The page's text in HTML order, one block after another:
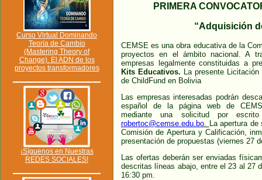
Curso Virtual Dominando
Teoría de Cambio
(Mastering Theory of
Change). El ADN de los
proyectos transformadores
¡Síguenos en Nuestras
REDES SOCIALES!
PRIMERA
“Adquisición
CEMSE es una obra educativa de la
proyectos en el ámbito nacional. A
empresas legalmente constituidas a
Kits Educativos. La presente
de ChildFund en Bolivia
Las empresas interesadas podrán
español de la página web de
mediante una solicitud por
robertoc@cemse.edu.bo. La apertura
Comisión de Apertura y Calificación,
presentación de propuestas (viernes 27
Las ofertas deberán ser enviadas
descritas líneas abajo, entre el 23 al 27
16:30 pm.